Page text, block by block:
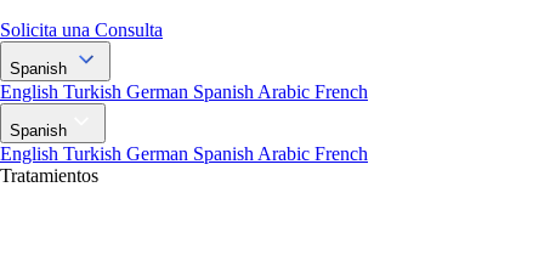
Solicita una Consulta
Spanish
English Turkish German Spanish Arabic French
Spanish
English Turkish German Spanish Arabic French
Tratamientos